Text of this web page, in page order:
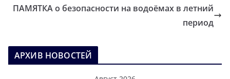
ПАМЯТКА о безопасности на водоёмах в летний
период
АРХИВ НОВОСТЕЙ